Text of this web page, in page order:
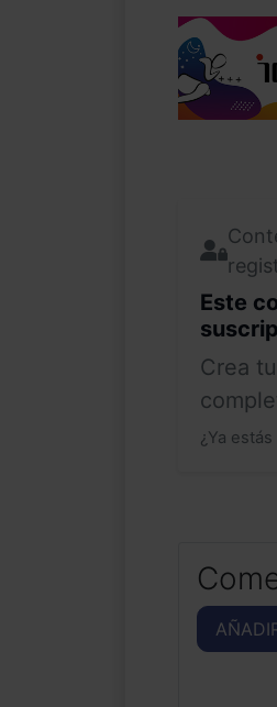
Este
Crea
¿Ya